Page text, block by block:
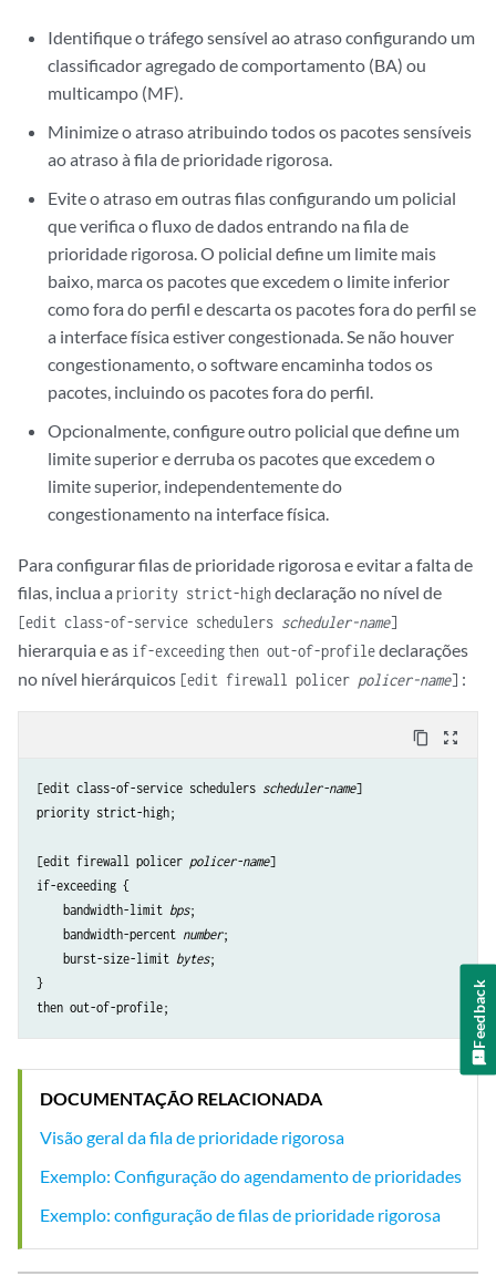
Identifique o tráfego sensível ao atraso configurando um
classificador agregado de comportamento (BA) ou
multicampo (MF).
Minimize o atraso atribuindo todos os pacotes sensíveis
ao atraso à fila de prioridade rigorosa.
Evite o atraso em outras filas configurando um policial
que verifica o fluxo de dados entrando na fila de
prioridade rigorosa. O policial define um limite mais
baixo, marca os pacotes que excedem o limite inferior
como fora do perfil e descarta os pacotes fora do perfil se
a interface física estiver congestionada. Se não houver
congestionamento, o software encaminha todos os
pacotes, incluindo os pacotes fora do perfil.
Opcionalmente, configure outro policial que define um
limite superior e derruba os pacotes que excedem o
limite superior, independentemente do
congestionamento na interface física.
Para configurar filas de prioridade rigorosa e evitar a falta de
filas, inclua a priority strict-highdeclaração no nível de
[edit class-of-service schedulers scheduler-name]
hierarquia e as if-exceeding then out-of-profiledeclarações
no nível hierárquicos [edit firewall policer policer-name] :
content_copy zoom_out_map
[edit class-of-service schedulers scheduler-name]
priority strict-high;
[edit firewall policer policer-name]
if-exceeding {
    bandwidth-limit
bps;
    bandwidth-percent
number;
    burst-size-limit
bytes;
}
DOCUMENTAÇÃO RELACIONADA
Visão geral da fila de prioridade rigorosa
Exemplo: Configuração do agendamento de prioridades
Exemplo: configuração de filas de prioridade rigorosa
Feedback